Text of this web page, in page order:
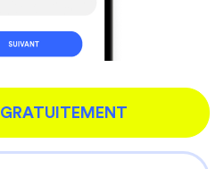
GRATUITEMENT